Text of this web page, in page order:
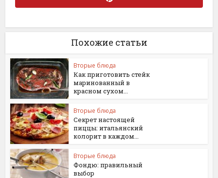
Похожие статьи
Вторые блюда
Как приготовить стейк
маринованный в
красном сухом...
Вторые блюда
Секрет настоящей
пиццы: итальянский
колорит в каждом...
Вторые блюда
Фондю: правильный
выбор